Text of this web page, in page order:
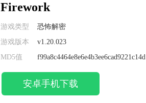
Firework
游戏类型 恐怖解密
游戏版本
v1.20.023
MD5值
f99a8c4464e8e6e4b3ee6cad9221c14d
安卓手机下载